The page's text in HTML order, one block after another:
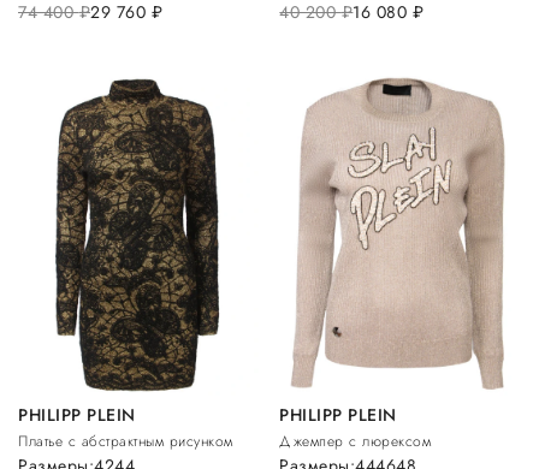
74 400руб.29 760 руб. 40 200руб.16 080 руб.
PHILIPP PLEIN
Платье с абстрактным рисунком
PHILIPP PLEIN
Джемпер с люрексом